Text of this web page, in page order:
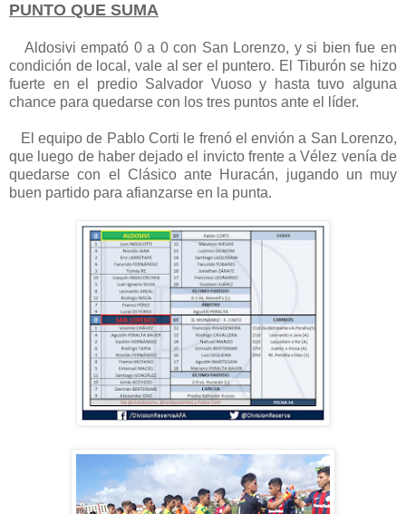
PUNTO QUE SUMA
Aldosivi empató 0 a 0 con San Lorenzo, y si bien fue en
condición de local, vale al ser el puntero. El Tiburón se hizo
fuerte en el predio Salvador Vuoso y hasta tuvo alguna
chance para quedarse con los tres puntos ante el líder.
El equipo de Pablo Corti le frenó el envión a San Lorenzo,
que luego de haber dejado el invicto frente a Vélez venía de
quedarse con el Clásico ante Huracán, jugando un muy
buen partido para afianzarse en la punta.